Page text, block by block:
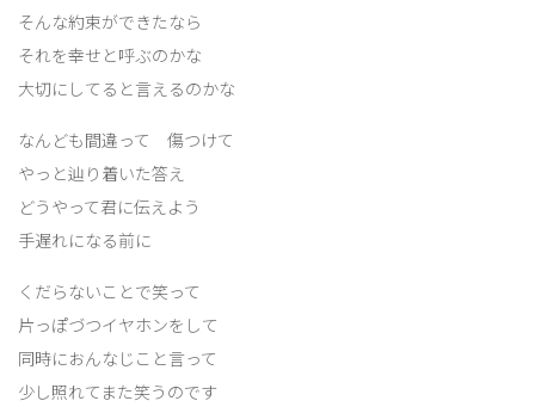
そんな約束ができたなら
それを幸せと呼ぶのかな
大切にしてると言えるのかな
なんども間違って 傷つけて
やっと辿り着いた答え
どうやって君に伝えよう
手遅れになる前に
くだらないことで笑って
片っぽづつイヤホンをして
同時におんなじこと言って
少し照れてまた笑うのです